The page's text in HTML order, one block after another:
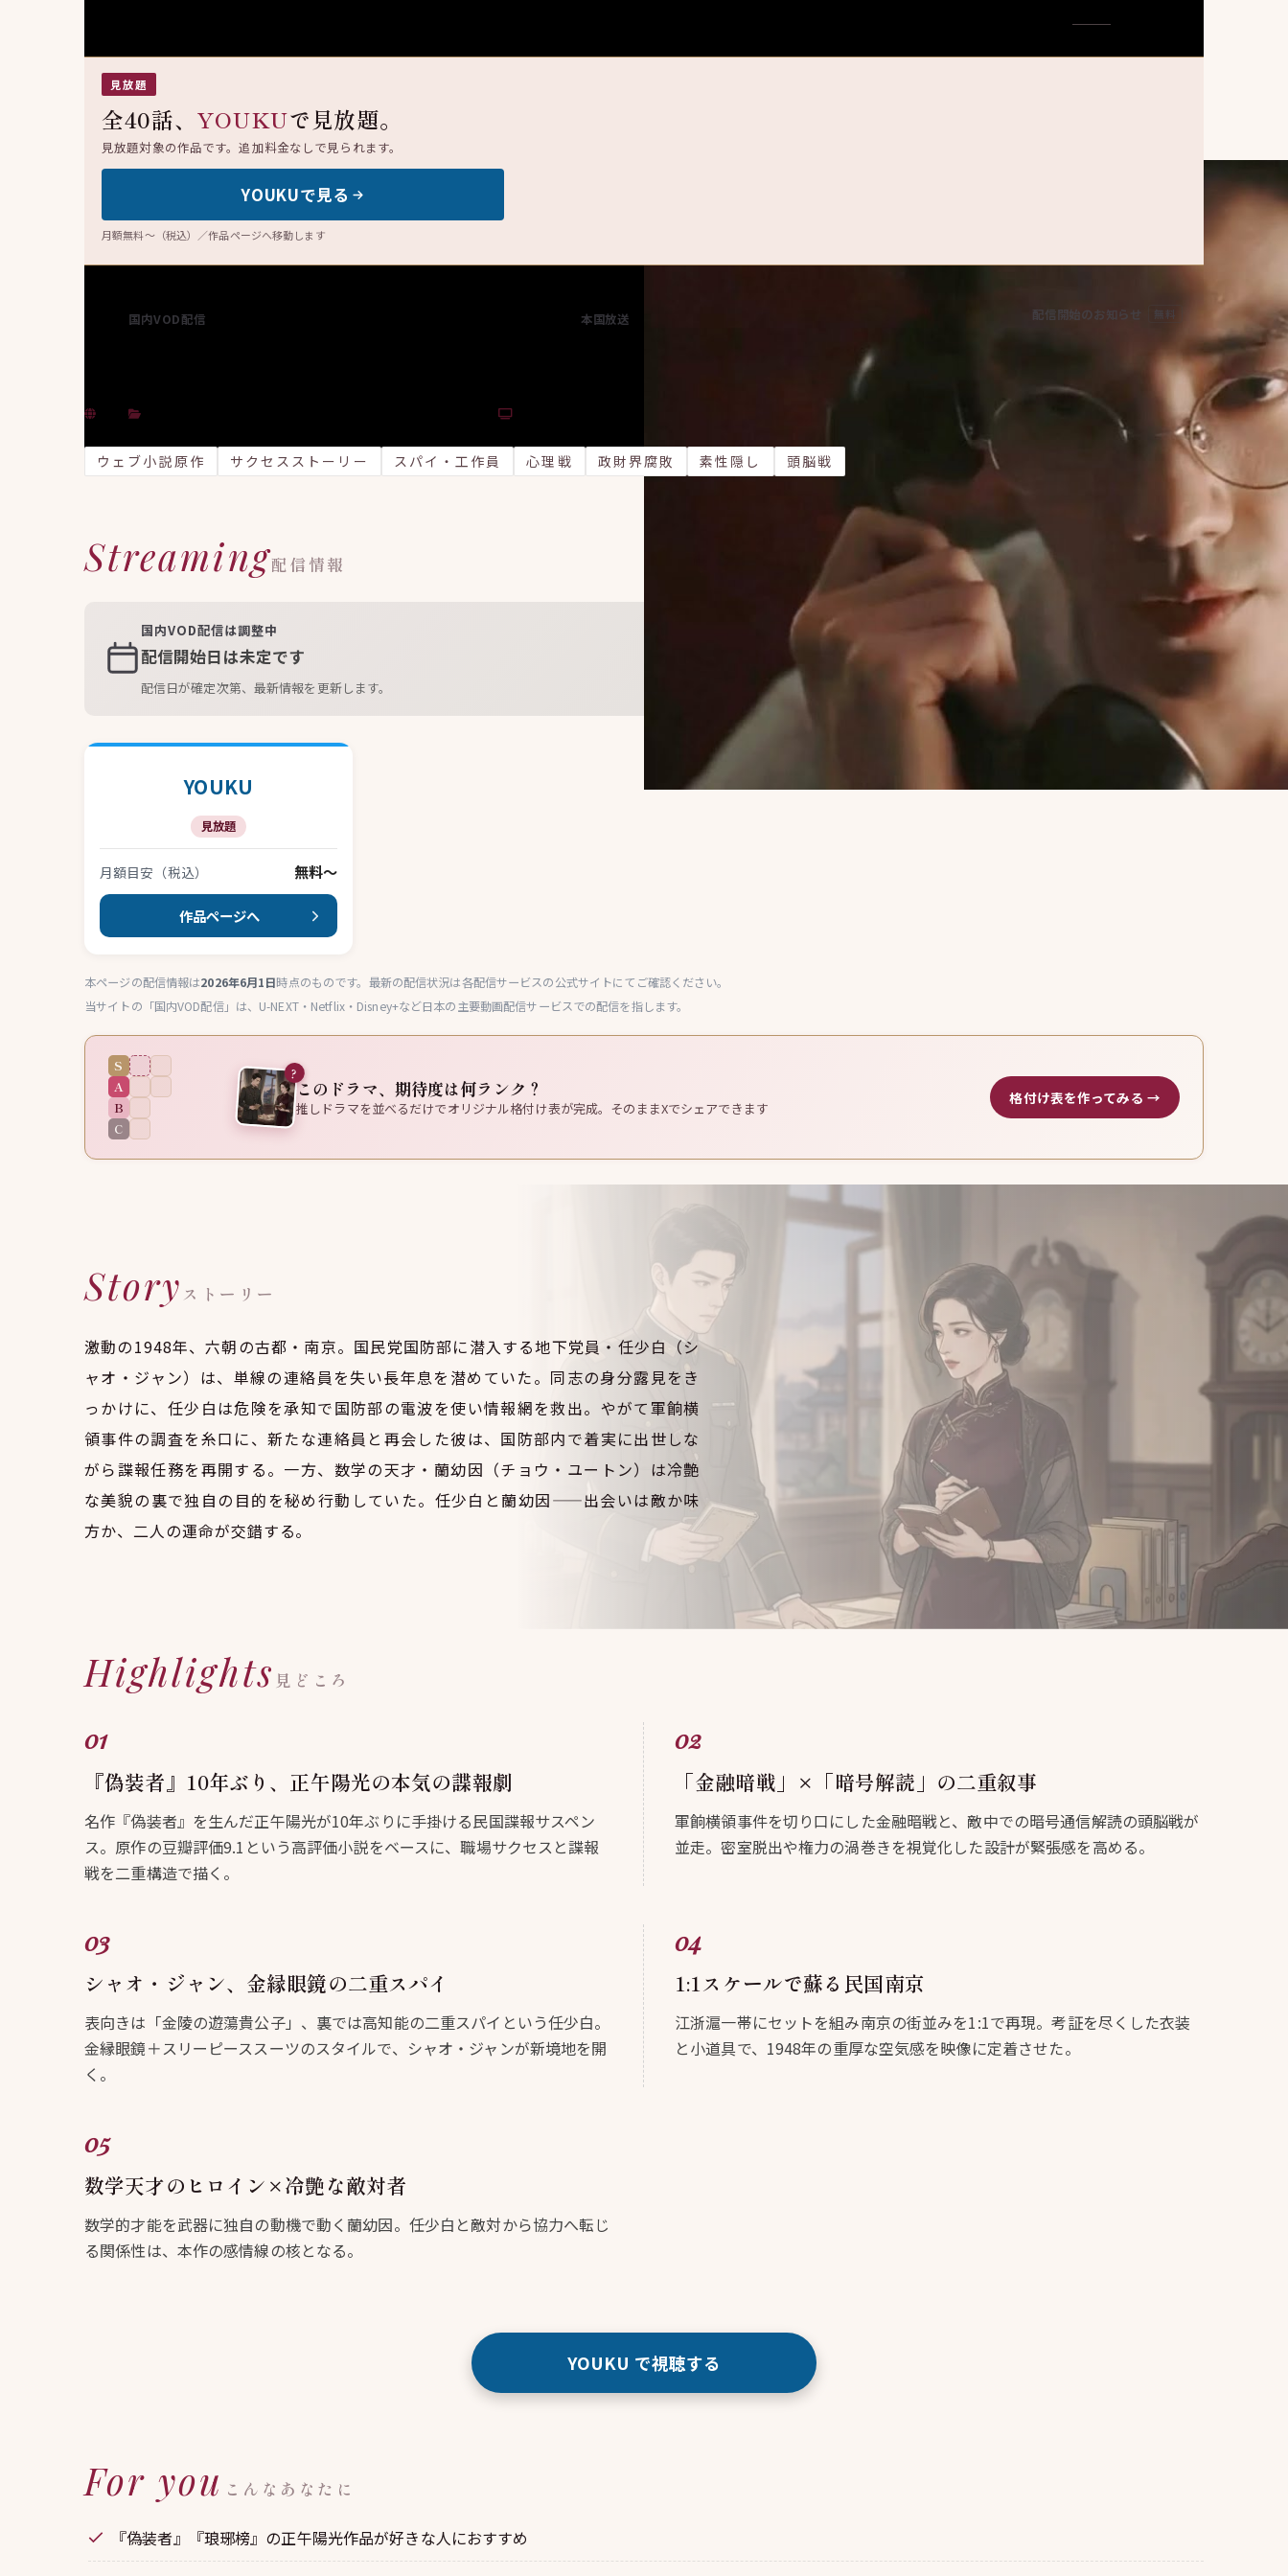
見放題
全40話、 YOUKUで見放題。
見放題対象の作品です。追加料金なしで見られます。
YOUKUで見る
月額無料〜（税込）／作品ページへ移動します
国内VOD配信 本国放送 配信開始のお知らせ 無料
中国
ウェブ小説原作 サクセスストーリー スパイ・工作員 心理戦 政財界腐敗 素性隠し 頭脳戦
Streaming配信情報
国内VOD配信は調整中
配信開始日は未定です
配信日が確定次第、最新情報を更新します。
YOUKU
見放題
月額目安（税込） 無料〜
作品ページへ
本ページの配信情報は2026年6月1日時点のものです。最新の配信状況は各配信サービスの公式サイトにてご確認ください。
当サイトの「国内VOD配信」は、U-NEXT・Netflix・Disney+など日本の主要動画配信サービスでの配信を指します。
S
A
B
C
?
このドラマ、期待度は何ランク？
推しドラマを並べるだけでオリジナル格付け表が完成。そのままXでシェアできます
格付け表を作ってみる →
Story ストーリー
激動の1948年、六朝の古都・南京。国民党国防部に潜入する地下党員・任少白（シ
ャオ・ジャン）は、単線の連絡員を失い長年息を潜めていた。同志の身分露見をき
っかけに、任少白は危険を承知で国防部の電波を使い情報網を救出。やがて軍餉横
領事件の調査を糸口に、新たな連絡員と再会した彼は、国防部内で着実に出世しな
がら諜報任務を再開する。一方、数学の天才・蘭幼因（チョウ・ユートン）は冷艶
な美貌の裏で独自の目的を秘め行動していた。任少白と蘭幼因——出会いは敵か味
方か、二人の運命が交錯する。
Highlights 見どころ
『偽装者』10年ぶり、正午陽光の本気の諜報劇
名作『偽装者』を生んだ正午陽光が10年ぶりに手掛ける民国諜報サスペン
ス。原作の豆瓣評価9.1という高評価小説をベースに、職場サクセスと諜報
戦を二重構造で描く。
「金融暗戦」×「暗号解読」の二重叙事
軍餉横領事件を切り口にした金融暗戦と、敵中での暗号通信解読の頭脳戦が
並走。密室脱出や権力の渦巻きを視覚化した設計が緊張感を高める。
シャオ・ジャン、金縁眼鏡の二重スパイ
表向きは「金陵の遊蕩貴公子」、裏では高知能の二重スパイという任少白。
金縁眼鏡＋スリーピーススーツのスタイルで、シャオ・ジャンが新境地を開
く。
1:1スケールで蘇る民国南京
江浙滬一帯にセットを組み南京の街並みを1:1で再現。考証を尽くした衣装
と小道具で、1948年の重厚な空気感を映像に定着させた。
数学天才のヒロイン×冷艶な敵対者
数学的才能を武器に独自の動機で動く蘭幼因。任少白と敵対から協力へ転じ
る関係性は、本作の感情線の核となる。
YOUKU で視聴する
For you こんなあなたに
『偽装者』『琅琊榜』の正午陽光作品が好きな人におすすめ